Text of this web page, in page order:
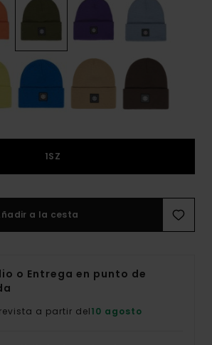
1SZ
a la cesta
o Entrega en punto de
a partir del10 agosto